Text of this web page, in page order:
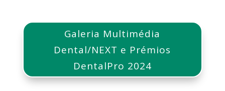
Galeria Multimédia
Dental/NEXT e Prémios
DentalPro 2024